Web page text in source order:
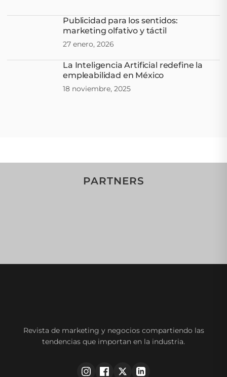
Publicidad para los sentidos:
marketing olfativo y táctil
27 enero, 2026
La Inteligencia Artificial redefine la
empleabilidad en México
18 noviembre, 2025
PARTNERS
Revista de marketing y negocios compartiendo las
tendencias que importan en la industria.